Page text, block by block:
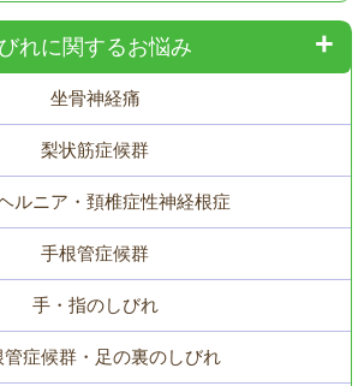
れに関するお悩み
坐骨神経痛
梨状筋症候群
ルニア・頚椎症性神経根症
手根管症候群
手・指のしびれ
管症候群・足の裏のしびれ